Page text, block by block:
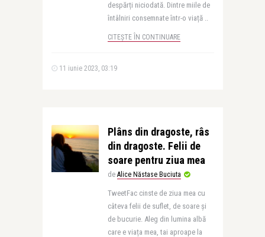
despărți niciodată. Dintre miile de
întâlniri consemnate într-o viață ..
CITEȘTE ÎN CONTINUARE
11 iunie 2023, 03:19
Plâns din dragoste, râs
din dragoste. Felii de
soare pentru ziua mea
de Alice Năstase Buciuta
TweetFac cinste de ziua mea cu
câteva felii de suflet, de soare și
de bucurie. Aleg din lumina albă
care e viața mea, tai aproape la